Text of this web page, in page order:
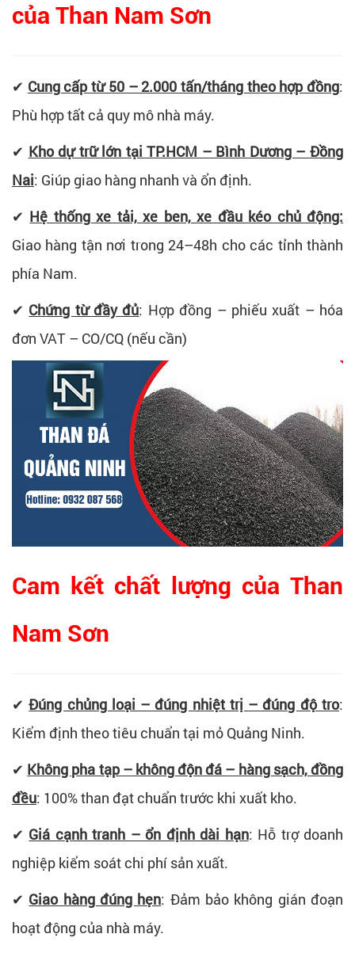
của Than Nam Sơn
✔ Cung cấp từ 50 – 2.000 tấn/tháng theo hợp đồng:
Phù hợp tất cả quy mô nhà máy.
✔ Kho dự trữ lớn tại TP.HCM – Bình Dương – Đồng
Nai: Giúp giao hàng nhanh và ổn định.
✔ Hệ thống xe tải, xe ben, xe đầu kéo chủ động:
Giao hàng tận nơi trong 24–48h cho các tỉnh thành
phía Nam.
✔ Chứng từ đầy đủ: Hợp đồng – phiếu xuất – hóa
đơn VAT – CO/CQ (nếu cần)
Cam kết chất lượng của Than
Nam Sơn
✔Đúng chủng loại – đúng nhiệt trị – đúng độ tro:
Kiểm định theo tiêu chuẩn tại mỏ Quảng Ninh.
✔ Không pha tạp – không độn đá – hàng sạch, đồng
đều: 100% than đạt chuẩn trước khi xuất kho.
✔ Giá cạnh tranh – ổn định dài hạn: Hỗ trợ doanh
nghiệp kiểm soát chi phí sản xuất.
✔ Giao hàng đúng hẹn: Đảm bảo không gián đoạn
hoạt động của nhà máy.